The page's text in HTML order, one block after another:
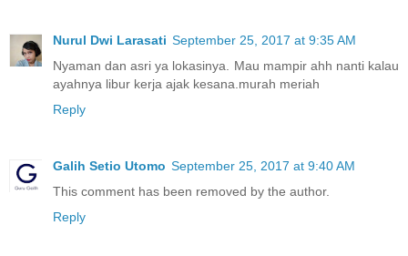
Nurul Dwi Larasati September 25, 2017 at 9:35 AM
Nyaman dan asri ya lokasinya. Mau mampir ahh nanti kalau
ayahnya libur kerja ajak kesana.murah meriah
Reply
Galih Setio Utomo September 25, 2017 at 9:40 AM
This comment has been removed by the author.
Reply